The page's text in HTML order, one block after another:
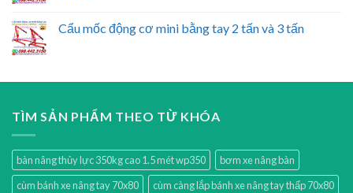
Cẩu mốc động cơ mini bằng tay 2 tấn và 3 tấn
TÌM SẢN PHẨM THEO TỪ KHÓA
bàn nâng thủy lực 350kg cao 1.5 mét wp350
bơm xe nâng bàn
cùm bánh xe nâng tay 70x80
cùm càng lắp bánh xe nâng tay thấp 70x80